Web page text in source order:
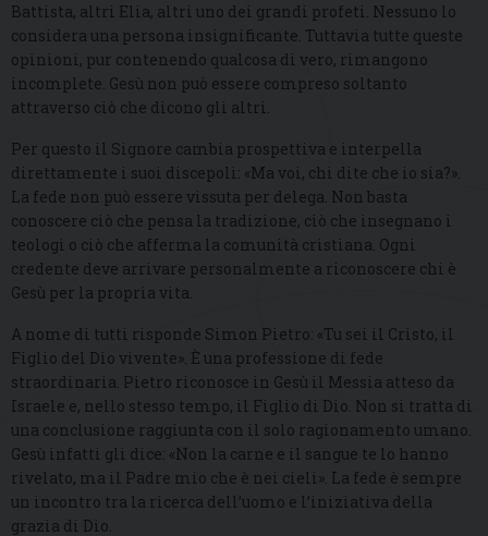
Battista, altri Elia, altri uno dei grandi profeti. Nessuno lo
considera una persona insignificante. Tuttavia tutte queste
opinioni, pur contenendo qualcosa di vero, rimangono
incomplete. Gesù non può essere compreso soltanto
attraverso ciò che dicono gli altri.
Per questo il Signore cambia prospettiva e interpella
direttamente i suoi discepoli: «Ma voi, chi dite che io sia?».
La fede non può essere vissuta per delega. Non basta
conoscere ciò che pensa la tradizione, ciò che insegnano i
teologi o ciò che afferma la comunità cristiana. Ogni
credente deve arrivare personalmente a riconoscere chi è
Gesù per la propria vita.
A nome di tutti risponde Simon Pietro: «Tu sei il Cristo, il
Figlio del Dio vivente». È una professione di fede
straordinaria. Pietro riconosce in Gesù il Messia atteso da
Israele e, nello stesso tempo, il Figlio di Dio. Non si tratta di
una conclusione raggiunta con il solo ragionamento umano.
Gesù infatti gli dice: «Non la carne e il sangue te lo hanno
rivelato, ma il Padre mio che è nei cieli». La fede è sempre
un incontro tra la ricerca dell’uomo e l’iniziativa della
grazia di Dio.